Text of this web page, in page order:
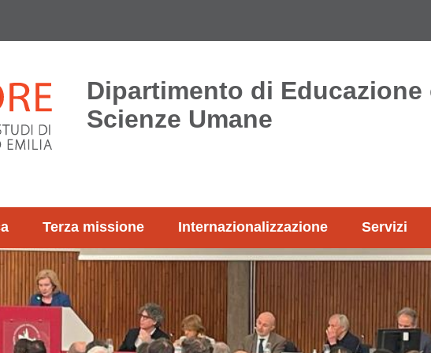
Dipartimento di Educazione
Scienze Umane
Terza missione Internazionalizzazione Servizi